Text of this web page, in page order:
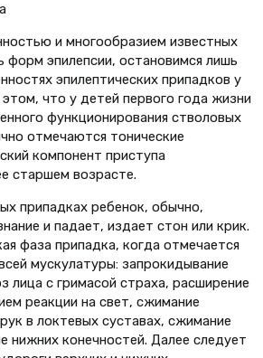
и многообразием известных
форм эпилепсии, остановимся лишь
эпилептических припадков у
что у детей первого года жизни
функционирования стволовых
отмечаются тонические
компонент приступа
старшем возрасте.
припадках ребенок, обычно,
и падает, издает стон или крик.
фаза припадка, когда отмечается
мускулатуры: запрокидывание
лица с гримасой страха, расширение
реакции на свет, сжимание
в локтевых суставах, сжимание
нижних конечностей. Далее следует